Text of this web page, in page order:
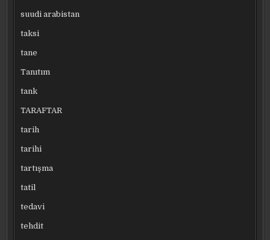
suudi arabistan
taksi
tane
Tanıtım
tank
TARAFTAR
tarih
tarihi
tartışma
tatil
tedavi
tehdit